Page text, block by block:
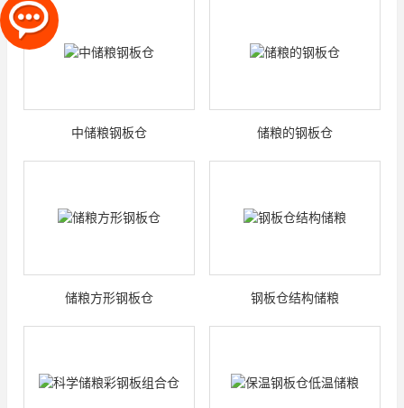
中储粮钢板仓 储粮的钢板仓
储粮方形钢板仓 钢板仓结构储粮